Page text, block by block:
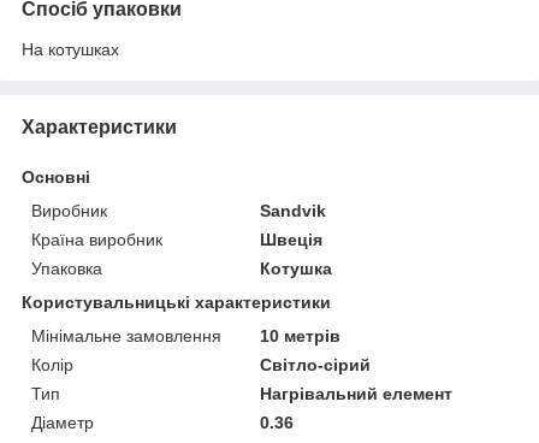
Спосіб упаковки
На котушках
Характеристики
Основні
Виробник
Sandvik
Країна виробник
Швеція
Упаковка
Котушка
Користувальницькі характеристики
Мінімальне замовлення
10 метрів
Колір
Світло-сірий
Тип
Нагрівальний елемент
Діаметр
0.36